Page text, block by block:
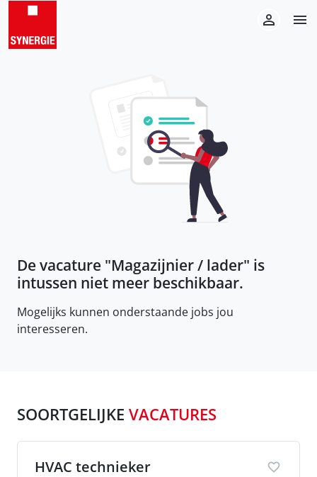
De vacature "Magazijnier / lader" is
intussen niet meer beschikbaar.
Mogelijks kunnen onderstaande jobs jou
interesseren.
SOORTGELIJKE VACATURES
HVAC technieker